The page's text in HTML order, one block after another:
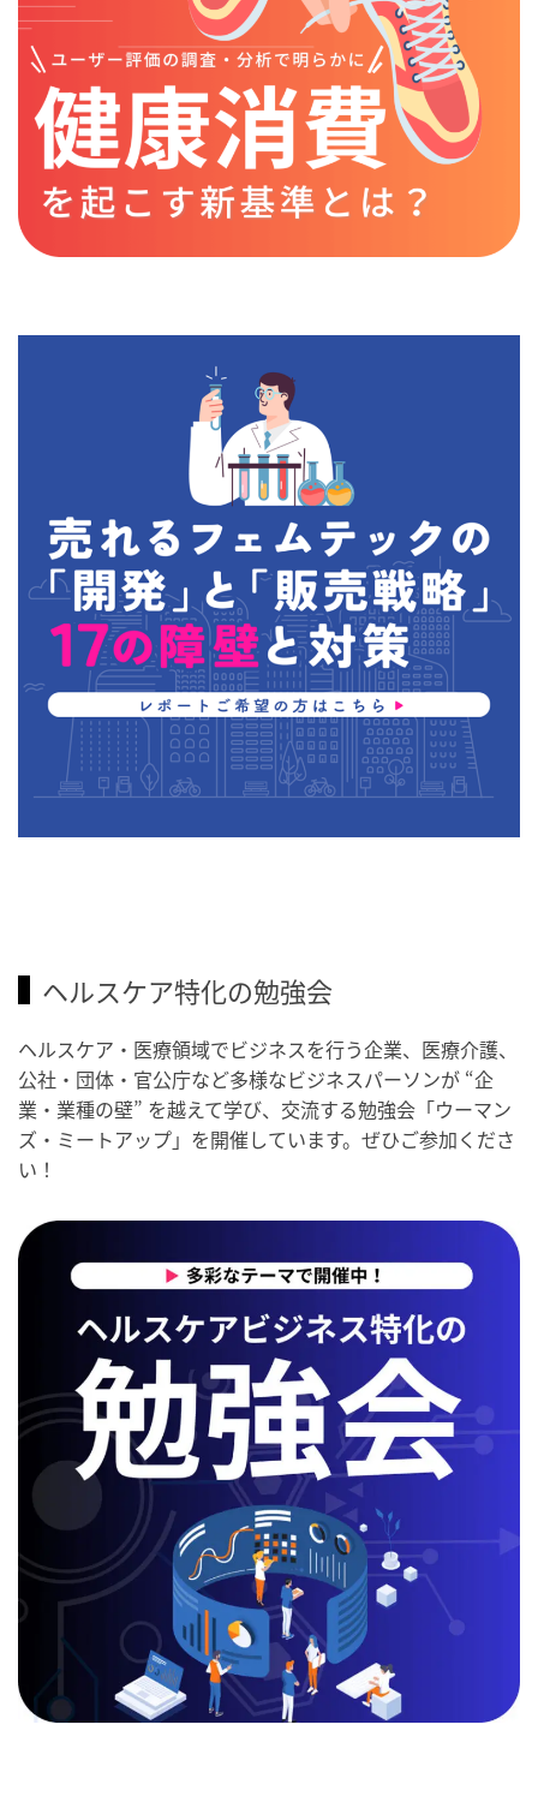
ヘルスケア特化の勉強会
ヘルスケア・医療領域でビジネスを行う企業、医療介護、
公社・団体・官公庁など多様なビジネスパーソンが “企
業・業種の壁” を越えて学び、交流する勉強会「ウーマン
ズ・ミートアップ」を開催しています。ぜひご参加くださ
い！